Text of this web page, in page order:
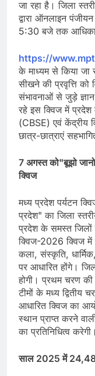
जा रहा है। जिला
द्वारा ऑनलाइन
5:30 बजे तक
https://
के माध्यम से किया जा
सीखने की प्रवृत्ति को
संभावनाओं से जुड़े
रहे इस क्विज में
(CBSE) एवं केंद्रीय
छात्र-छात्राएं
7 अगस्त को"बूझो
क्विज
मध्य प्रदेश पर्यटन
प्रदेश" का जिला
प्रदेश के समस्त जिलों
क्विज-2026 क्विज में
कला, संस्कृति,
पर आधारित होंगे।
होगी। प्रथम चरण की
टीमों के मध्य द्वितीय
आधारित क्विज का
स्थान प्राप्त करने
का प्रतिनिधित्व करेगी।
साल 2025 में 24,489